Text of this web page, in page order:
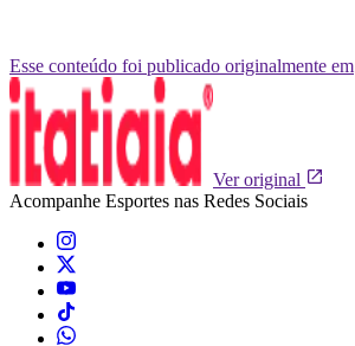
Esse conteúdo foi publicado originalmente em
Ver original
Acompanhe Esportes nas Redes Sociais